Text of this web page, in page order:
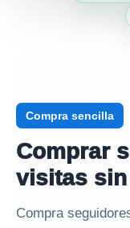
Compra sencilla
Comprar
visitas
Compra